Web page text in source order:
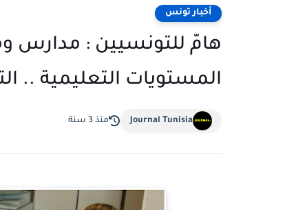
أخبار تونس
هامّ للتونسيين : مدارس
المستويات التعليمية ..
Journal Tunisia منذ 3 سنة